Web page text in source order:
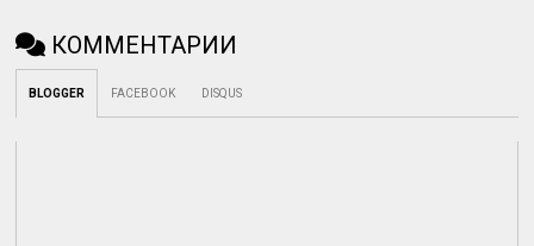
КОММЕНТАРИИ
BLOGGER FACEBOOK DISQUS